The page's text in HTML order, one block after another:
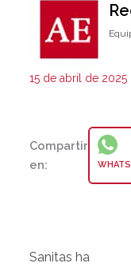
15 de abril de 2025
Compartir
en:
Sanitas ha